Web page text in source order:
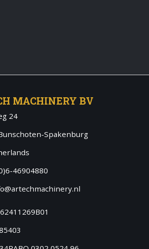
MACHINERY BV
24
Spakenburg
46904880